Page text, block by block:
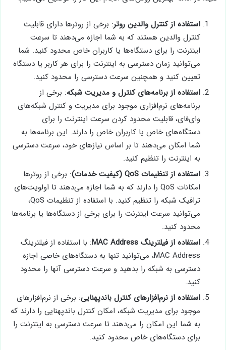
استفاده از کنترل والدین روتر: برخی از روترها دارای قابلیت
کنترل والدین هستند که به شما اجازه می‌دهند تا سرعت
اینترنت را برای دستگاه‌ها یا کاربران خاص محدود کنید. شما
می‌توانید زمان دسترسی به اینترنت را برای هر کاربر یا دستگاه
تعیین کنید و همچنین سرعت دسترسی را محدود کنید.
استفاده از برنامه‌های کنترل و مدیریت شبکه: برخی از
برنامه‌های نرم‌افزاری موجود برای مدیریت و کنترل شبکه‌های
وای‌فای، قابلیت محدود کردن سرعت اینترنت را برای
دستگاه‌های خاص یا کاربران خاص را دارند. این برنامه‌ها به
شما امکان می‌دهند تا بر اساس نیازهای خود، سرعت دسترسی
به اینترنت را تنظیم کنید.
استفاده از تنظیمات QoS (کیفیت خدمات)
: برخی از روترها
امکانات QoS را دارند که به شما اجازه می‌دهند تا اولویت‌های
ترافیک شبکه را تنظیم کنید. با استفاده از تنظیمات QoS،
می‌توانید سرعت اینترنت را برای برخی از دستگاه‌ها یا برنامه‌ها
محدود کنید.
استفاده از فیلترینگ MAC Address
: با استفاده از فیلترینگ
MAC Address، می‌توانید تنها به دستگاه‌های خاصی اجازه
دسترسی به شبکه را بدهید و سرعت دسترسی آنها را محدود
کنید.
استفاده از نرم‌افزارهای کنترل باند‌پهنایی: برخی از نرم‌افزارهای
موجود برای مدیریت شبکه، امکان کنترل باند‌پهنایی را دارند که
به شما این امکان را می‌دهند تا سرعت دسترسی به اینترنت را
برای دستگاه‌های خاص محدود کنید.